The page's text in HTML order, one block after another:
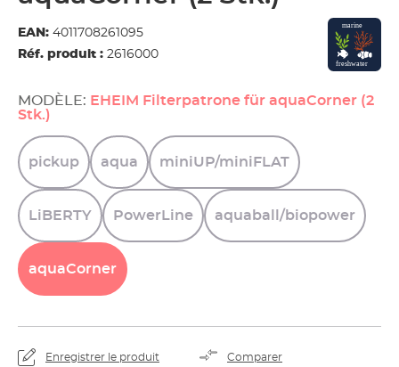
EAN: 4011708261095
Réf. produit : 2616000
MODÈLE: EHEIM Filterpatrone für aquaCorner (2
Stk.)
pickup aqua miniUP/miniFLAT
LiBERTY PowerLine aquaball/biopower
aquaCorner
Enregistrer le produit Comparer